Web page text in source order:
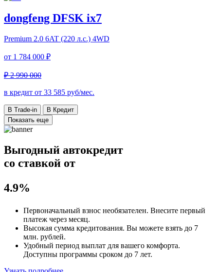
dongfeng DFSK ix7
Premium 2.0 6AT (220 л.с.) 4WD
от 1 784 000 ₽
₽ 2 990 000
в кредит от 33 585 руб/мес.
В Trade-in
В Кредит
Показать еще
Выгодный автокредит
со ставкой от
4.9%
Первоначальный взнос необязателен. Внесите первый
платеж через месяц.
Высокая сумма кредитования. Вы можете взять до 7
млн. рублей.
Удобный период выплат для вашего комфорта.
Доступны программы сроком до 7 лет.